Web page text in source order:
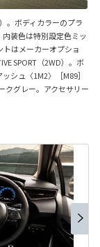
。ボディカラーのプラ
装色は特別設定色ミッ
はメーカーオプショ
SPORT（2WD）。ボ
シュ〈1M2〉［M89］
クグレー。アクセサリー